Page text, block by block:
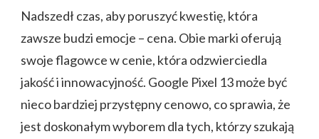
Nadszedł czas, aby poruszyć kwestię, która
zawsze budzi emocje – cena. Obie marki oferują
swoje flagowce w cenie, która odzwierciedla
jakość i innowacyjność. Google Pixel 13 może być
nieco bardziej przystępny cenowo, co sprawia, że
jest doskonałym wyborem dla tych, którzy szukają